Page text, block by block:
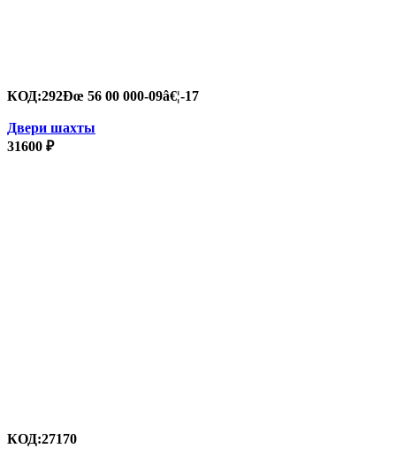
КОД:292Ðœ 56 00 000-09â€¦-17
Двери шахты
31600 ₽
КОД:27170